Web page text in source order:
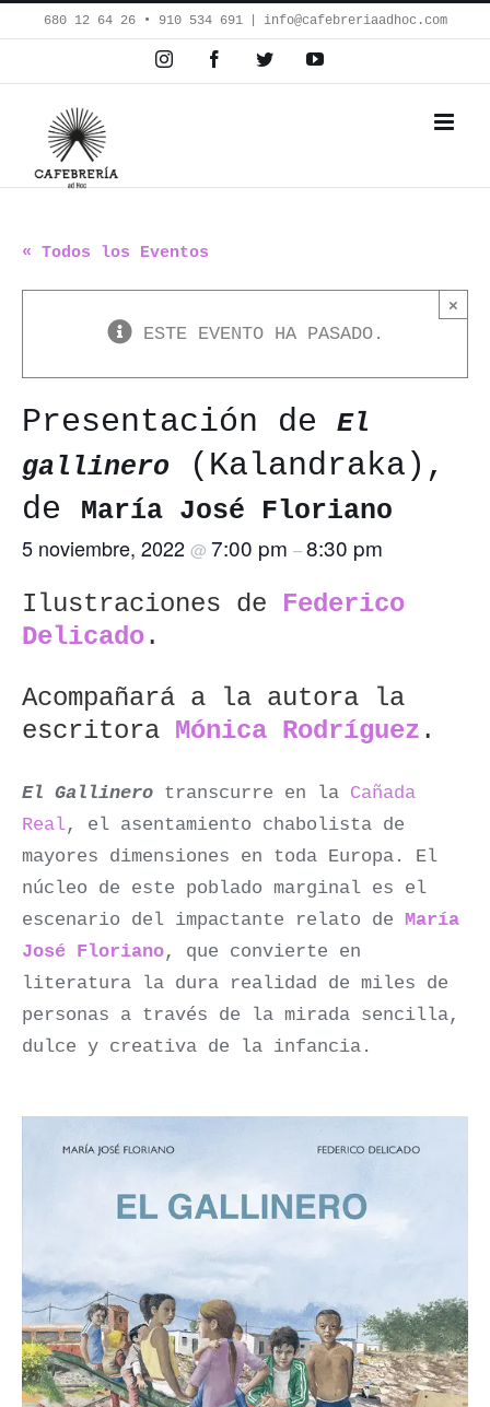
Saltar
al
contenido
680 12 64 26‬ • 910 534 691 info@cafebreriaadhoc.com
InstagramFacebookTwitterYouTube
« Todos los Eventos
×
ESTE EVENTO HA PASADO.
Presentación de El
gallinero
(Kalandraka),
de
María José Floriano
5 noviembre, 2022 @ 7:00 pm –8:30 pm
Ilustraciones de Federico
Delicado.
Acompañará a la autora la
escritora Mónica Rodríguez .
El Gallinero transcurre en la Cañada
Real, el asentamiento chabolista de
mayores dimensiones en toda Europa. El
núcleo de este poblado marginal es el
escenario del impactante relato de María
José Floriano, que convierte en
literatura la dura realidad de miles de
personas a través de la mirada sencilla,
dulce y creativa de la infancia.